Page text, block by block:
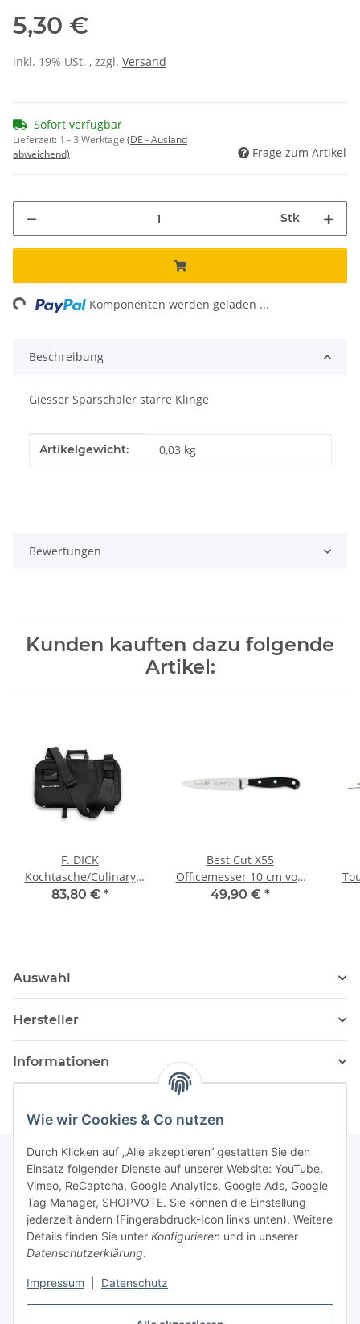
Wie wir Cookies & Co nutzen
Durch Klicken auf „Alle akzeptieren“ gestatten Sie den
Einsatz folgender Dienste auf unserer Website: YouTube,
Vimeo, ReCaptcha, Google Analytics, Google Ads, Google
Tag Manager, SHOPVOTE. Sie können die Einstellung
jederzeit ändern (Fingerabdruck-Icon links unten). Weitere
Details finden Sie unter Konfigurieren und in unserer
Datenschutzerklärung.
Impressum Datenschutz
5,30 €
inkl. 19% USt. , zzgl. Versand
Sofort verfügbar
Lieferzeit: 1 - 3 Werktage (DE - Ausland
abweichend)
Frage zum Artikel
Stk
Komponenten werden geladen ...
Beschreibung
Giesser Sparschäler starre Klinge
Produkteigenschaft
Wert
Artikelgewicht: 0,03 kg
Bewertungen
Kunden kauften dazu folgende
Artikel:
F. DICK
Kochtasche/Culinary
Bag, leer
83,80 € *
Best Cut X55
Officemesser 10 cm von
Giesser
49,90 € *
Auswahl
Hersteller
Informationen
Newsletter Abonnieren
Bitte senden Sie mir entsprechend Ihrer
Datenschutzerklärung
regelmäßig und jederzeit widerruflich
Informationen zu Ihrem Produktsortiment per E-Mail zu.
Abonnieren